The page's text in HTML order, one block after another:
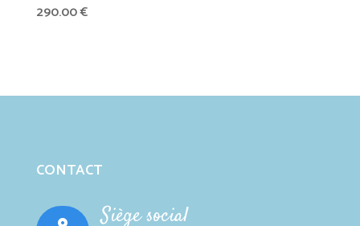
290.00€
CONTACT
Siège social